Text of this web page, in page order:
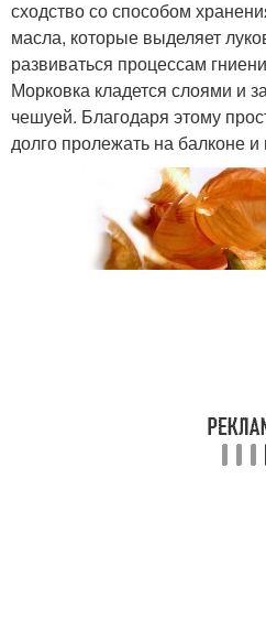
сходство со способом
масла, которые выделяет
развиваться процессам
Морковка кладется слоями и
чешуей. Благодаря этому
долго пролежать на балконе и